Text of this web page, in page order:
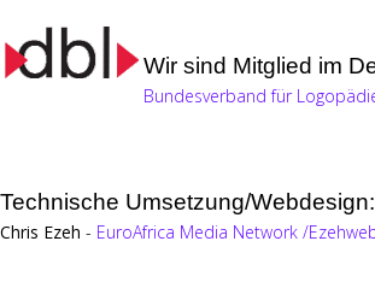
Wir sind Mitglied im
Bundesverband für
Technische Umsetzung/Webdesign:
Chris Ezeh - EuroAfrica Media Network /